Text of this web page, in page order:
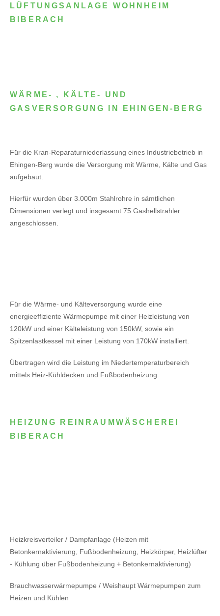
LÜFTUNGSANLAGE WOHNHEIM
BIBERACH
WÄRME- , KÄLTE- UND
GASVERSORGUNG IN EHINGEN-BERG
Für die Kran-Reparaturniederlassung eines Industriebetrieb in
Ehingen-Berg wurde die Versorgung mit Wärme, Kälte und Gas
aufgebaut.
Hierfür wurden über 3.000m Stahlrohre in sämtlichen
Dimensionen verlegt und insgesamt 75 Gashellstrahler
angeschlossen.
Für die Wärme- und Kälteversorgung wurde eine
energieeffiziente Wärmepumpe mit einer Heizleistung von
120kW und einer Kälteleistung von 150kW, sowie ein
Spitzenlastkessel mit einer Leistung von 170kW installiert.
Übertragen wird die Leistung im Niedertemperaturbereich
mittels Heiz-Kühldecken und Fußbodenheizung.
HEIZUNG REINRAUMWÄSCHEREI
BIBERACH
Heizkreisverteiler / Dampfanlage (Heizen mit
Betonkernaktivierung, Fußbodenheizung, Heizkörper, Heizlüfter
- Kühlung über Fußbodenheizung + Betonkernaktivierung)
Brauchwasserwärmepumpe / Weishaupt Wärmepumpen zum
Heizen und Kühlen